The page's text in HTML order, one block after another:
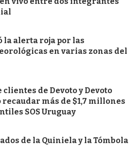
la alerta roja por las
en varias zonas del
de Devoto y Devoto
más de $1,7 millones
SOS Uruguay
de la Quiniela y la Tómbola